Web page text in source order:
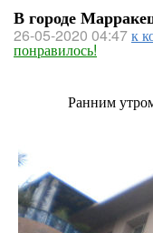
В городе
26-05-2020 04:47к
понравилось!
Ранним